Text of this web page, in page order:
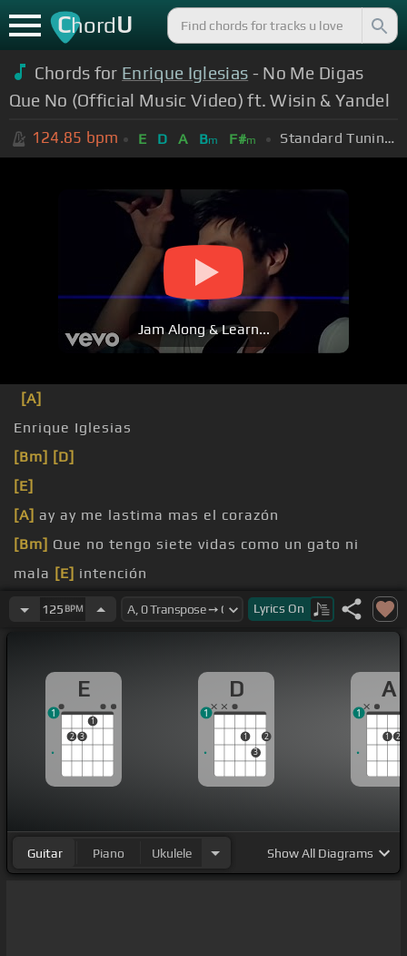
ChordU
Chords for Enrique Iglesias - No Me Digas
Que No (Official Music Video) ft. Wisin & Yandel
124.85 bpm E D A Bm F#m Standard Tuning (EADGBE)
Jam Along & Learn...
[A]
Enrique Iglesias
[Bm] [D]
[E]
[A] ay ay me lastima mas el corazón
[Bm] Que no tengo siete vidas como un gato ni
mala [E] intención
Yo no soy como un juguete de tu
125 BPM Lyrics On
E
2 3
1
1
D
1
3
2
1
A
1 2
1
Guitar Piano Ukulele ShowAll Diagrams